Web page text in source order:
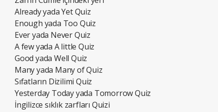
Already yada Yet Quiz
Enough yada Too Quiz
Ever yada Never Quiz
A few yada A little Quiz
Good yada Well Quiz
Many yada Many of Quiz
Sıfatların Dizilimi Quiz
Yesterday Today yada Tomorrow Quiz
İngilizce sıklık zarfları Quizi